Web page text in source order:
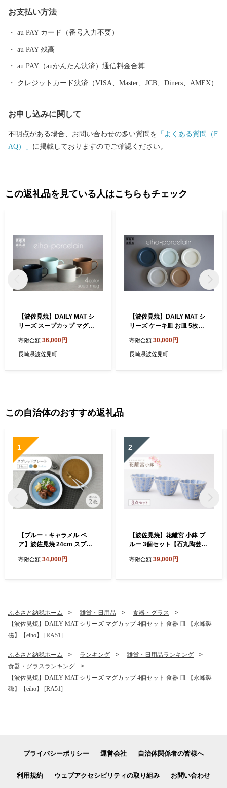
こで焼かれた「くらわんか碗」が全国に出荷され、当時貴重品で
彩るおしゃれで機能的な日用和食器の一大産地として、全国的に
も高いシェアを誇っています。（すでに皆さまの食卓にも、波佐
見で作られたやきものがあるかも！？）窯元、棚田、温泉など、
お支払い方法
au PAY カード（番号入力不要）
au PAY 残高
au PAY（auかんたん決済）通信料金合算
クレジットカード決済（VISA、Master、JCB、Diners、AMEX）
お申し込みに関して
不明点がある場合、お問い合わせの多い質問を 「よくある質問（F
AQ）」 に掲載しておりますのでご確認ください。
この返礼品を見ている人はこちらもチェック
【波佐見焼】DAILY MAT シ
リーズ スープカップ マグカ
峰製磁】【eiho】 [RA60]
寄附金額 36,000円
長崎県波佐見町
【波佐見焼】DAILY MAT シ
リーズ ケーキ皿 お皿 5枚セ
【eiho】 [RA48]
寄附金額 30,000円
長崎県波佐見町
この自治体のおすすめ返礼品
1
【ブルー・キャラメル ペ
ア】波佐見焼 24cm スプレ
55]
寄附金額 34,000円
2
【波佐見焼】花離宮 小鉢 ブ
ルー 3個セット【石丸陶芸】
寄附金額 39,000円
ふるさと納税ホーム 雑貨・日用品
食器・グラス
【波佐見焼】DAILY MAT シリーズ マグカップ 4個セット 食器 皿 【永峰製
磁】【eiho】 [RA51]
ふるさと納税ホーム ランキング
雑貨・日用品ランキング
食器・グラスランキング
【波佐見焼】DAILY MAT シリーズ マグカップ 4個セット 食器 皿 【永峰製
磁】【eiho】 [RA51]
プライバシーポリシー 運営会社 自治体関係者の皆様へ
利用規約 ウェブアクセシビリティの取り組み お問い合わせ